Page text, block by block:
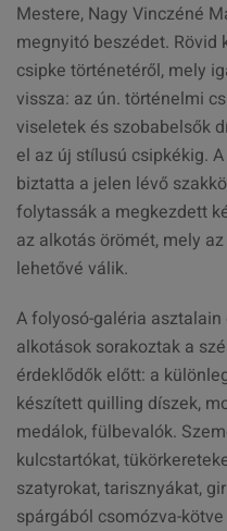
Mestere, Nagy Vinczéné
megnyitó beszédet.
csipke történetéről, mely
vissza: az ún. történelmi
viseletek és szobabelsők
el az új stílusú csipkékig.
biztatta a jelen lévő
folytassák a megkezdett
az alkotás örömét, mely
lehetővé válik.
A folyosó-galéria
alkotások sorakoztak a
érdeklődők előtt: a
készített quilling díszek,
medálok, fülbevalók.
kulcstartókat,
szatyrokat, tarisznyákat,
spárgából csomózva-